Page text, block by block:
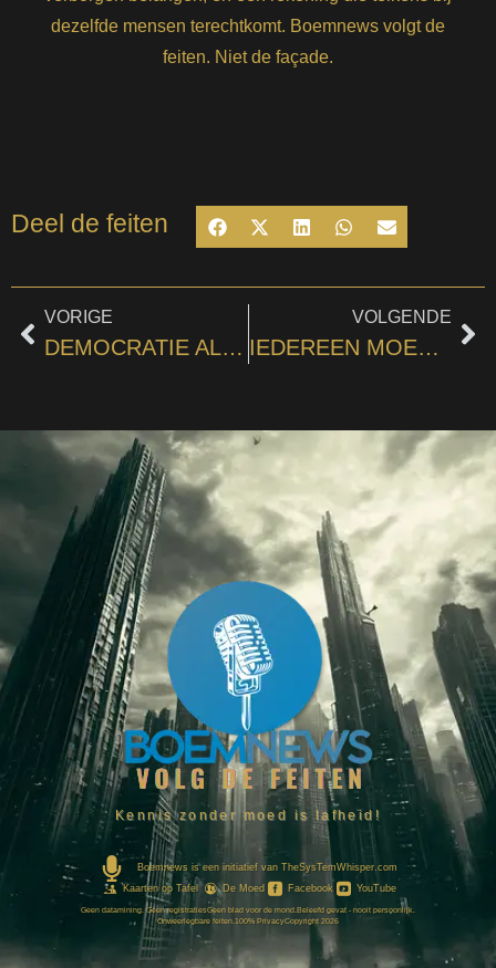
dezelfde mensen terechtkomt. Boemnews volgt de
feiten. Niet de façade.
Deel de feiten
VORIGE
DEMOCRATIE ALS DECORSTUK
VOLGENDE
IEDEREEN MOET INSPANNINGEN LEVEREN
Kennis zonder moed is lafheid!
Boemnews is een initiatief van TheSysTemWhisper.com
Kaarten op Tafel
De Moed Facebook YouTube
Geen datamining. Geen registratiesGeen blad voor de mond. Beleefd gevat - nooit persoonlijk.
Onweerlegbare feiten. 100% PrivacyCopyright 2026